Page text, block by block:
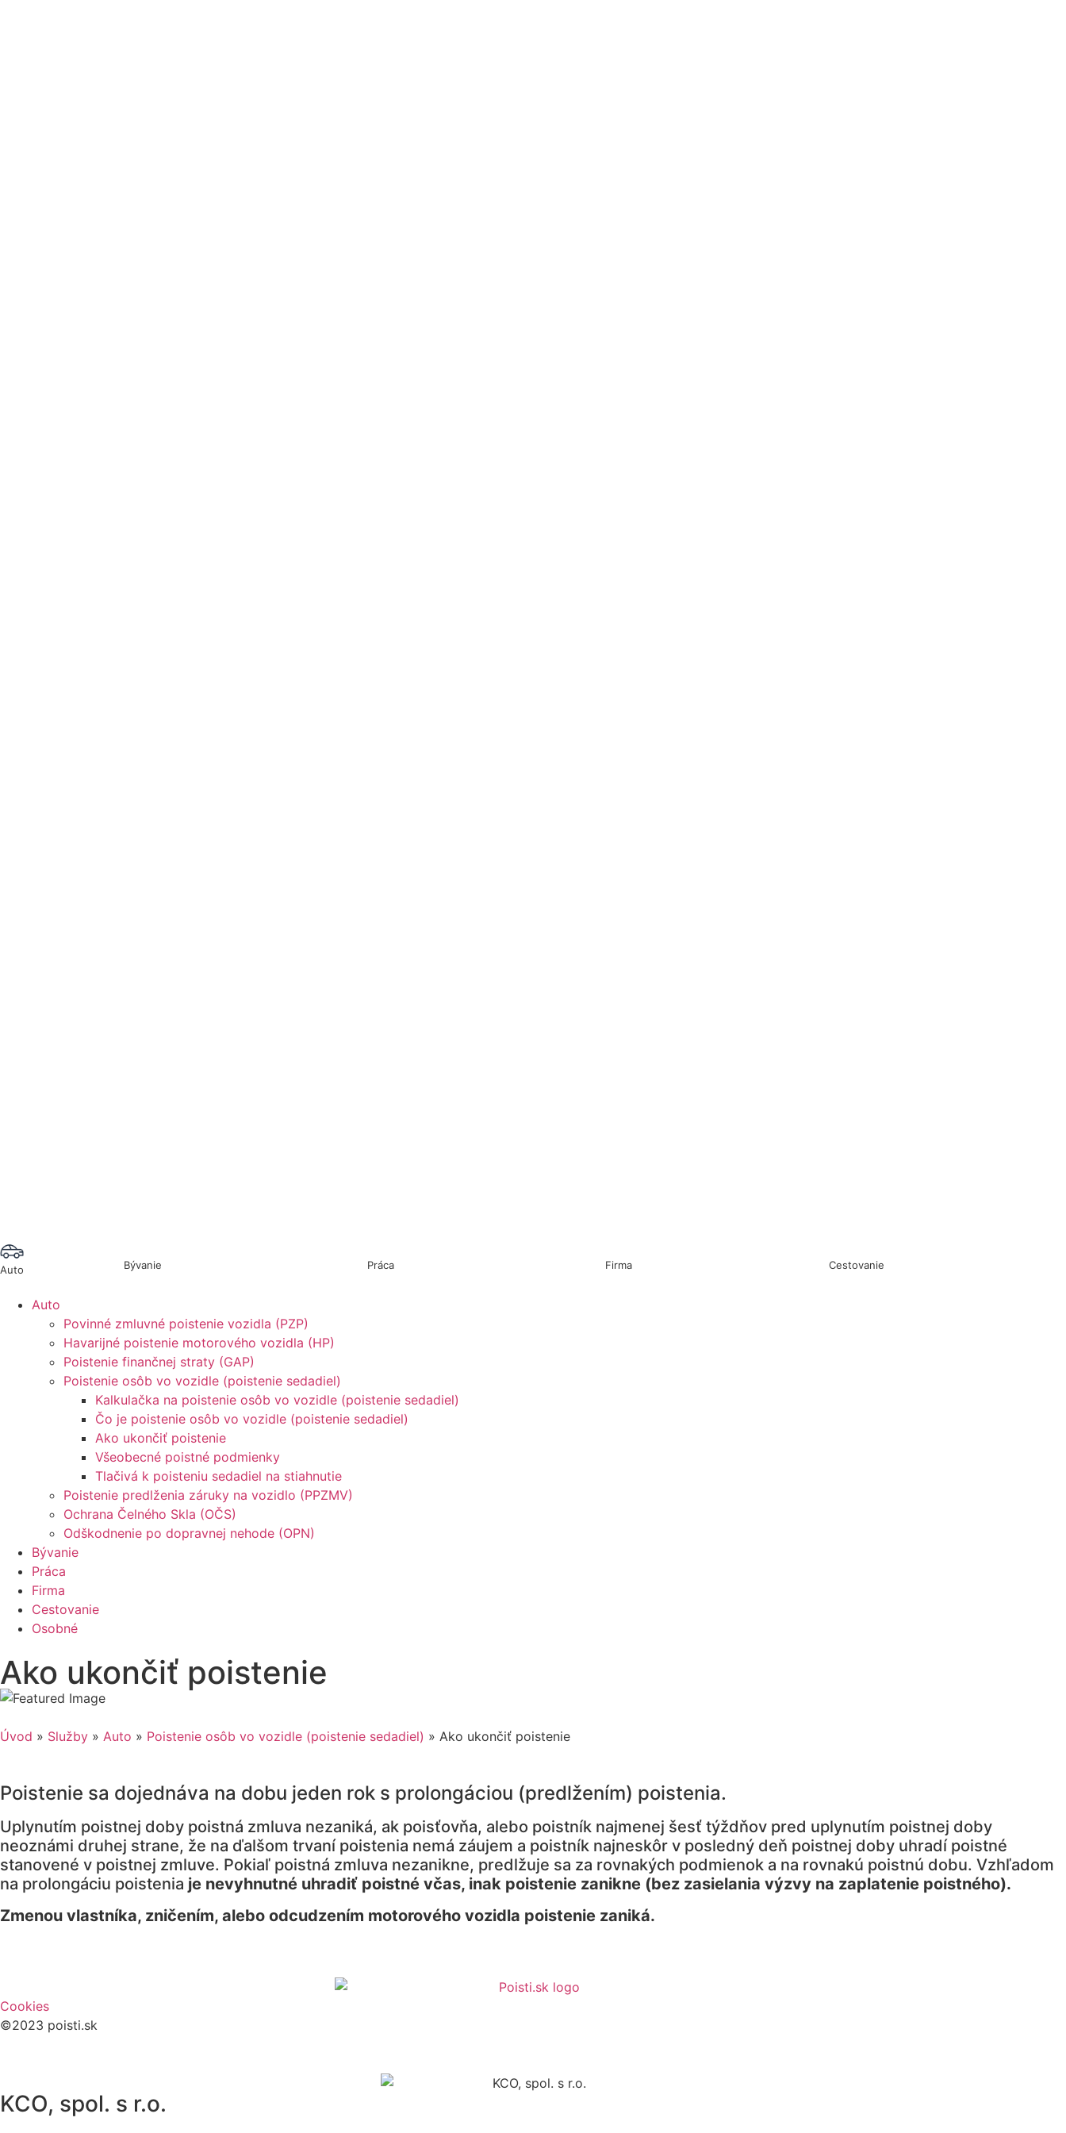
Auto Bývanie Práca Firma Cestovanie
Auto
Povinné zmluvné poistenie vozidla (PZP)
Havarijné poistenie motorového vozidla (HP)
Poistenie finančnej straty (GAP)
Poistenie osôb vo vozidle (poistenie sedadiel)
Kalkulačka na poistenie osôb vo vozidle (poistenie sedadiel)
Čo je poistenie osôb vo vozidle (poistenie sedadiel)
Ako ukončiť poistenie
Všeobecné poistné podmienky
Tlačivá k poisteniu sedadiel na stiahnutie
Poistenie predlženia záruky na vozidlo (PPZMV)
Ochrana Čelného Skla (OČS)
Odškodnenie po dopravnej nehode (OPN)
Bývanie
Práca
Firma
Cestovanie
Osobné
Ako ukončiť poistenie
Úvod » Služby » Auto » Poistenie osôb vo vozidle (poistenie sedadiel) » Ako ukončiť poistenie
Poistenie sa dojednáva na dobu jeden rok s prolongáciou (predlžením) poistenia.
Uplynutím poistnej doby poistná zmluva nezaniká, ak poisťovňa, alebo poistník najmenej šesť týždňov pred uplynutím poistnej doby
neoznámi druhej strane, že na ďalšom trvaní poistenia nemá záujem a poistník najneskôr v posledný deň poistnej doby uhradí poistné
stanovené v poistnej zmluve. Pokiaľ poistná zmluva nezanikne, predlžuje sa za rovnakých podmienok a na rovnakú poistnú dobu. Vzhľadom
na prolongáciu poistenia je nevyhnutné uhradiť poistné včas, inak poistenie zanikne (bez zasielania výzvy na zaplatenie poistného).
Zmenou vlastníka, zničením, alebo odcudzením motorového vozidla poistenie zaniká.
Cookies
©2023 poisti.sk
KCO, spol. s r.o.